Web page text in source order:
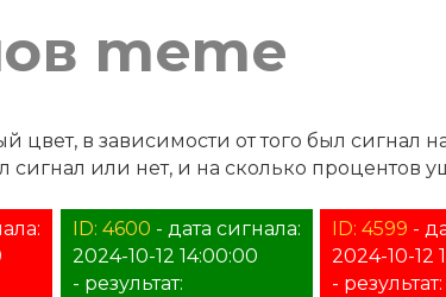
meme
в зависимости от того был сигнал
или нет, и на сколько процентов
ID: 4600 - дата сигнала:
2024-10-12 14:00:00
- результат:
ID: 4599 -
2024-10-12
- результат: